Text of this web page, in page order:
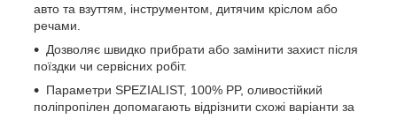
авто та взуттям, інструментом, дитячим кріслом або
речами.
Дозволяє швидко прибрати або замінити захист після
поїздки чи сервісних робіт.
Параметри SPEZIALIST, 100% PP, оливостійкий
поліпропілен допомагають відрізнити схожі варіанти за